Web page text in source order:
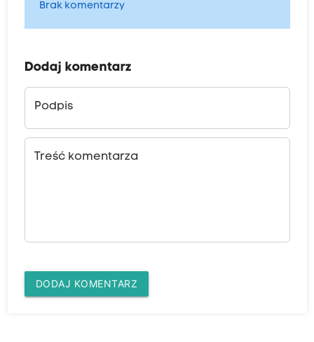
Brak komentarzy
Dodaj komentarz
Podpis
Treść komentarza
DODAJ KOMENTARZ